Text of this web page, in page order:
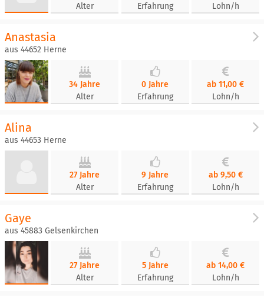
Alter
Erfahrung
Lohn/h
Anastasia
aus 44652 Herne
34 Jahre
Alter
0 Jahre
Erfahrung
ab 11,00 €
Lohn/h
Alina
aus 44653 Herne
27 Jahre
Alter
9 Jahre
Erfahrung
ab 9,50 €
Lohn/h
Gaye
aus 45883 Gelsenkirchen
27 Jahre
Alter
5 Jahre
Erfahrung
ab 14,00 €
Lohn/h